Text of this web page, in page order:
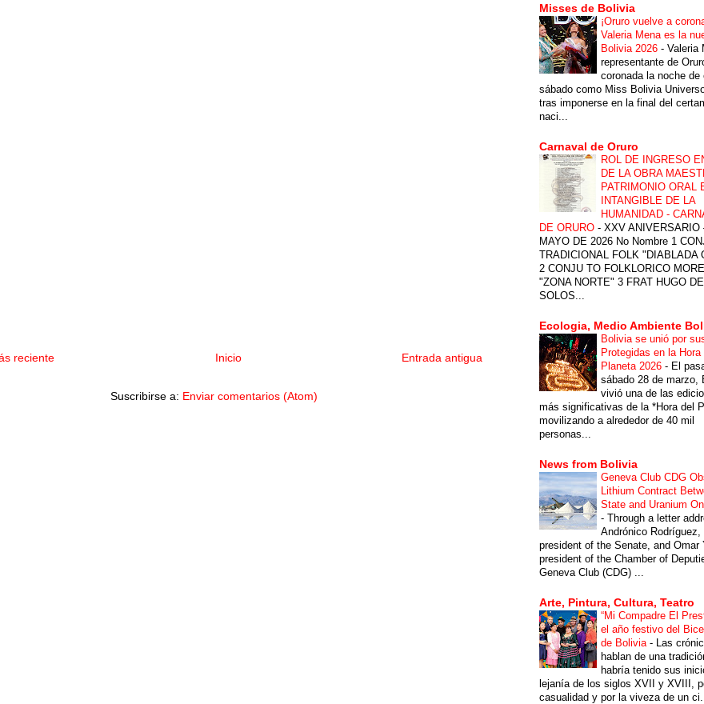
reciente Entrada antigua
Inicio
Suscribirse a: Enviar comentarios (Atom)
Misses de Bolivia
¡Oruro vuelve a
Valeria Mena es la
Bolivia 2026 - Valeria
representante de
coronada la noche de
sábado como Miss Bolivia
tras imponerse en la final del
naci...
Carnaval de Oruro
ROL DE INGRESO
DE LA OBRA
PATRIMONIO ORAL
INTANGIBLE DE LA
HUMANIDAD -
DE ORURO - XXV ANIVERSARIO
MAYO DE 2026 No Nombre 1
TRADICIONAL FOLK "DIABLADA
2 CONJU TO FOLKLORICO
"ZONA NORTE" 3 FRAT HUGO
SOLOS...
Ecologia, Medio Ambiente
Bolivia se unió por
Protegidas en la Hora
Planeta 2026 - El
sábado 28 de marzo,
vivió una de las
más significativas de la *Hora del
movilizando a alrededor de 40 mil
personas...
News from Bolivia
Geneva Club CDG
Lithium Contract
State and Uranium
- Through a letter
Andrónico Rodríguez,
president of the Senate, and Omar
president of the Chamber of
Geneva Club (CDG) ...
Arte, Pintura, Cultura, Teatro
“Mi Compadre El
el año festivo del
de Bolivia - Las
hablan de una
habría tenido sus
lejanía de los siglos XVII y XVIII,
casualidad y por la viveza de un